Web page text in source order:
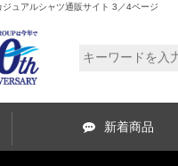
ュアルシャツ通販サイト 3／4ページ
新着商品